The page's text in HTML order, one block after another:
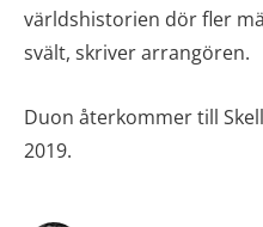
världshistorien dör fler
svält, skriver arrangören.
Duon återkommer till
2019.